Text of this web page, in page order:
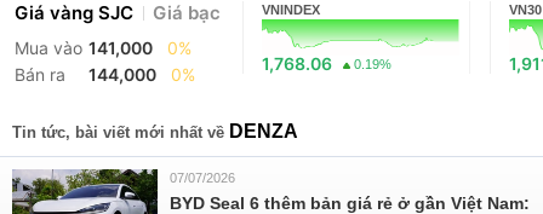
Giá vàng SJC Giá bạc
Mua vào 141,000
0%
Bán ra
144,000 0%
VNINDEX
1,768.06 0.19%
VN30
Tin tức, bài viết mới nhất về DENZA
07/07/2026
BYD Seal 6 thêm bản giá rẻ ở gần Việt Nam: